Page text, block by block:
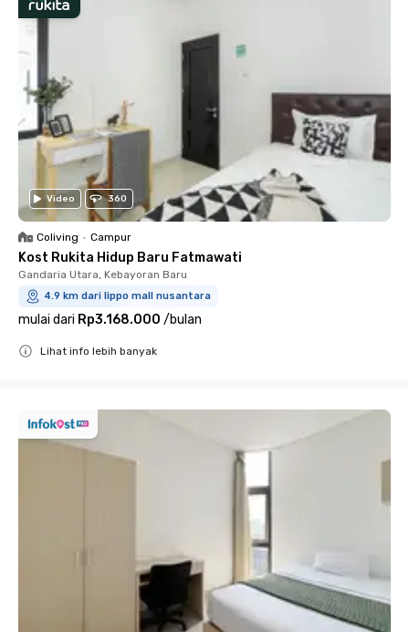
Video 360
Coliving • Campur
Kost Rukita Hidup Baru Fatmawati
Gandaria Utara, Kebayoran Baru
4.9 km dari lippo mall nusantara
mulai dari Rp3.168.000 /bulan
Lihat info lebih banyak